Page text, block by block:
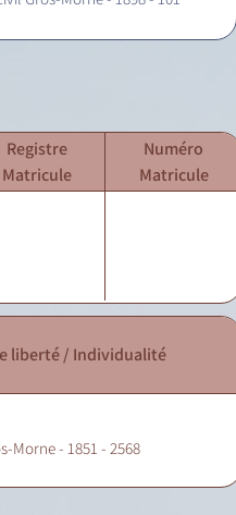
Registre
Matricule
Numéro
Matricule
liberté / Individualité
Morne - 1851 - 2568